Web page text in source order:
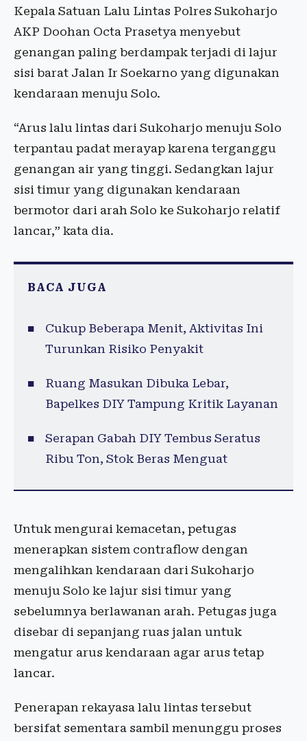
Kepala Satuan Lalu Lintas Polres Sukoharjo
AKP Doohan Octa Prasetya menyebut
genangan paling berdampak terjadi di lajur
sisi barat Jalan Ir Soekarno yang digunakan
kendaraan menuju Solo.
“Arus lalu lintas dari Sukoharjo menuju Solo
terpantau padat merayap karena terganggu
genangan air yang tinggi. Sedangkan lajur
sisi timur yang digunakan kendaraan
bermotor dari arah Solo ke Sukoharjo relatif
lancar,” kata dia.
BACA JUGA
Cukup Beberapa Menit, Aktivitas Ini
Turunkan Risiko Penyakit
Ruang Masukan Dibuka Lebar,
Bapelkes DIY Tampung Kritik Layanan
Serapan Gabah DIY Tembus Seratus
Ribu Ton, Stok Beras Menguat
Untuk mengurai kemacetan, petugas
menerapkan sistem contraflow dengan
mengalihkan kendaraan dari Sukoharjo
menuju Solo ke lajur sisi timur yang
sebelumnya berlawanan arah. Petugas juga
disebar di sepanjang ruas jalan untuk
mengatur arus kendaraan agar arus tetap
lancar.
Penerapan rekayasa lalu lintas tersebut
bersifat sementara sambil menunggu proses